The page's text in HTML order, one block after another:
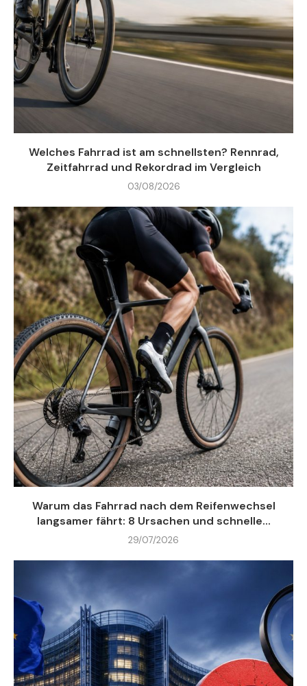
Welches Fahrrad ist am schnellsten? Rennrad,
Zeitfahrrad und Rekordrad im Vergleich
03/08/2026
Warum das Fahrrad nach dem Reifenwechsel
langsamer fährt: 8 Ursachen und schnelle...
29/07/2026